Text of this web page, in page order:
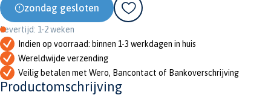
zondag gesloten
Levertijd: 1-2 weken
Indien op voorraad: binnen 1-3 werkdagen in huis
Wereldwijde verzending
Veilig betalen met Wero, Bancontact of Bankoverschrijving
Productomschrijving